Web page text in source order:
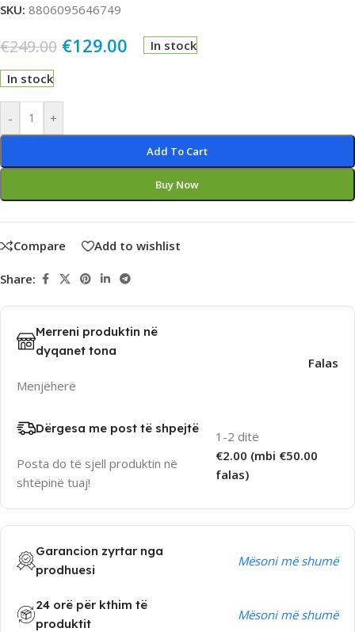
SKU: 8806095646749
€249.00 €129.00 In stock
In stock
- +
Add To Cart
Buy Now
Alternative:
Compare Add to wishlist
Share:
Merreni produktin në
dyqanet tona
Menjëherë
Falas
Dërgesa me post të shpejtë
Posta do të sjell produktin në
shtëpinë tuaj!
1-2 ditë
€2.00 (mbi €50.00
falas)
Garancion zyrtar nga
prodhuesi
Mësoni më shumë
24 orë për kthim të
produktit
Mësoni më shumë